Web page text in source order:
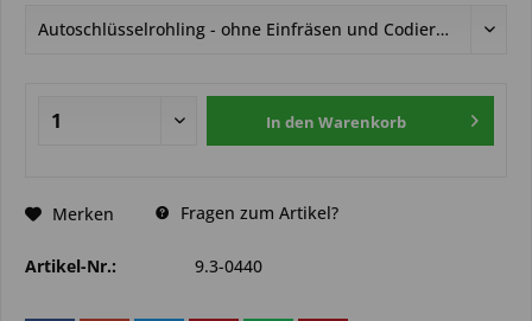
In den Warenkorb
Merken Fragen zum Artikel?
Artikel-Nr.: 9.3-0440